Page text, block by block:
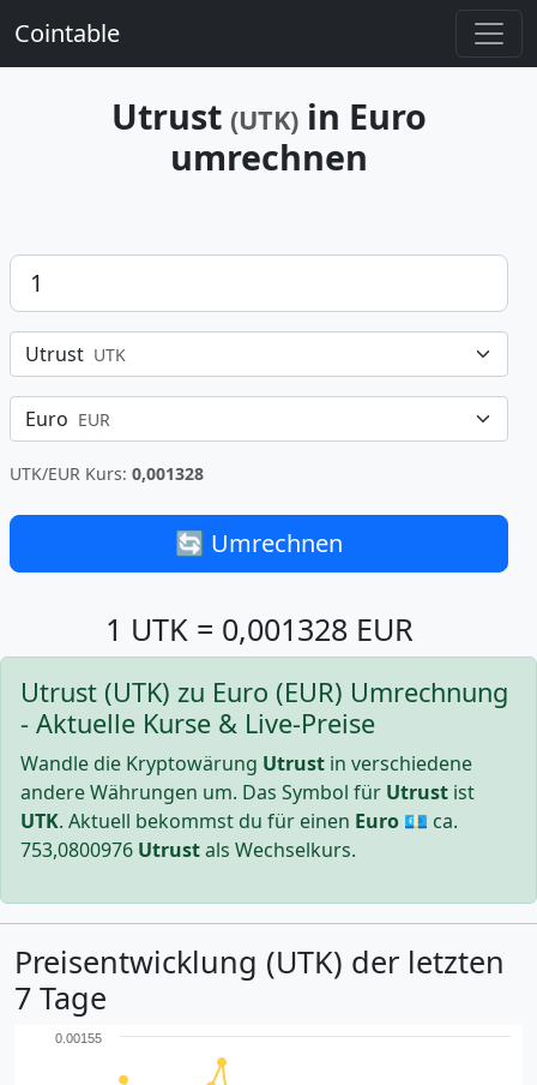
Cointable
Utrust (UTK)in Euro
umrechnen
Betrag
Utrust UTK
Euro EUR
UTK/EUR Kurs: 0,001328
🔄 Umrechnen
1 UTK = 0,001328 EUR
Utrust (UTK) zu Euro (EUR) Umrechnung
- Aktuelle Kurse & Live-Preise
Wandle die Kryptowärung Utrust in verschiedene
andere Währungen um. Das Symbol für Utrust ist
UTK. Aktuell bekommst du für einen Euro 💶 ca.
753,0800976 Utrustals Wechselkurs.
Preisentwicklung (UTK) der letzten
7 Tage
0.00155